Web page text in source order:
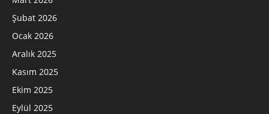
Şubat 2026
Ocak 2026
Aralık 2025
Kasım 2025
Ekim 2025
Eylül 2025